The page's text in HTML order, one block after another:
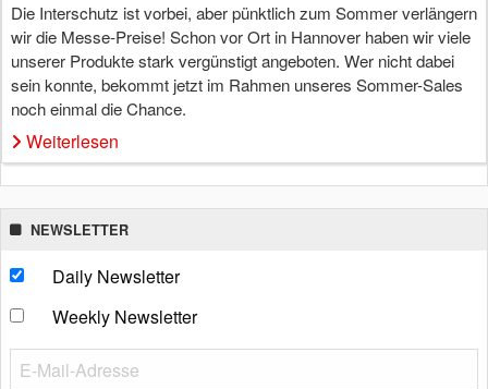
Die Interschutz ist vorbei, aber pünktlich zum Sommer verlängern
wir die Messe-Preise! Schon vor Ort in Hannover haben wir viele
unserer Produkte stark vergünstigt angeboten. Wer nicht dabei
sein konnte, bekommt jetzt im Rahmen unseres Sommer-Sales
noch einmal die Chance.
Weiterlesen
NEWSLETTER
Daily Newsletter
Weekly Newsletter